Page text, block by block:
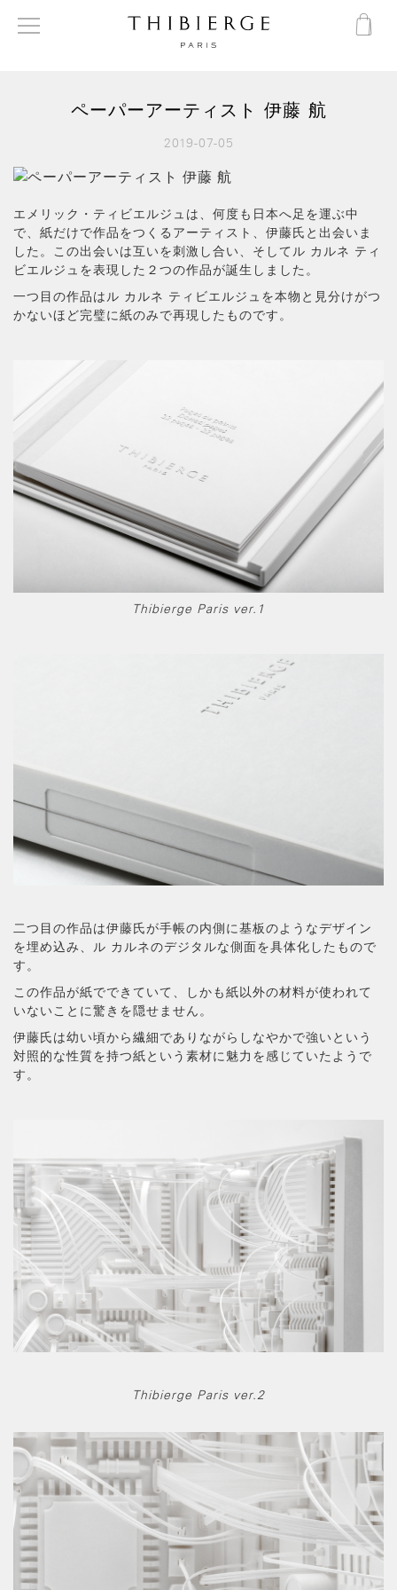
ペーパーアーティスト 伊藤 航
2019-07-05
エメリック・ティビエルジュは、何度も日本へ足を運ぶ中
で、紙だけで作品をつくるアーティスト、伊藤氏と出会いま
した。この出会いは互いを刺激し合い、そしてル カルネ ティ
ビエルジュを表現した２つの作品が誕生しました。
一つ目の作品はル カルネ ティビエルジュを本物と見分けがつ
かないほど完璧に紙のみで再現したものです。
Thibierge Paris ver.1
二つ目の作品は伊藤氏が手帳の内側に基板のようなデザイン
を埋め込み、ル カルネのデジタルな側面を具体化したもので
す。
この作品が紙でできていて、しかも紙以外の材料が使われて
いないことに驚きを隠せません。
伊藤氏は幼い頃から繊細でありながらしなやかで強いという
対照的な性質を持つ紙という素材に魅力を感じていたようで
す。
Thibierge Paris ver.2